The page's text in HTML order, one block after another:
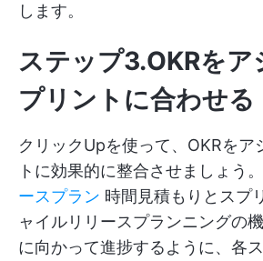
します。
ステップ3.OKRをア
プリントに合わせる
クリックUpを使って、OKRをア
トに効果的に整合させましょう。
ースプラン 時間見積もりとスプ
ャイルリリースプランニングの
に向かって進捗するように、各